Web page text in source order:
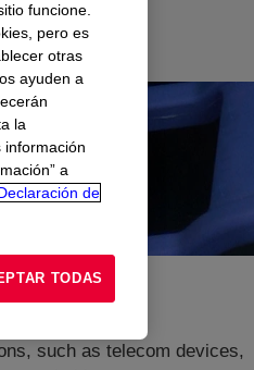
such as telecom devices,
funcione.
pero es
otras
ayuden a
la
información
a
de
TODAS